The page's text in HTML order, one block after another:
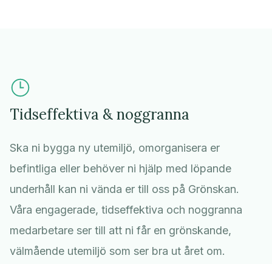
Tidseffektiva & noggranna
Ska ni bygga ny utemiljö, omorganisera er
befintliga eller behöver ni hjälp med löpande
underhåll kan ni vända er till oss på Grönskan.
Våra engagerade, tidseffektiva och noggranna
medarbetare ser till att ni får en grönskande,
välmående utemiljö som ser bra ut året om.